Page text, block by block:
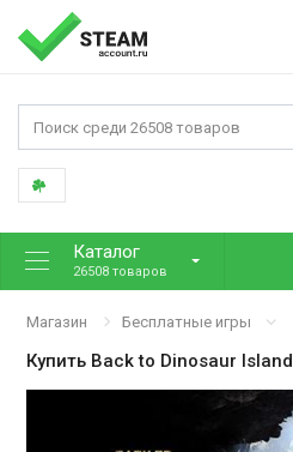
Каталог
26508 товаров
Магазин Бесплатные игры
Купить Back to Dinosaur Island